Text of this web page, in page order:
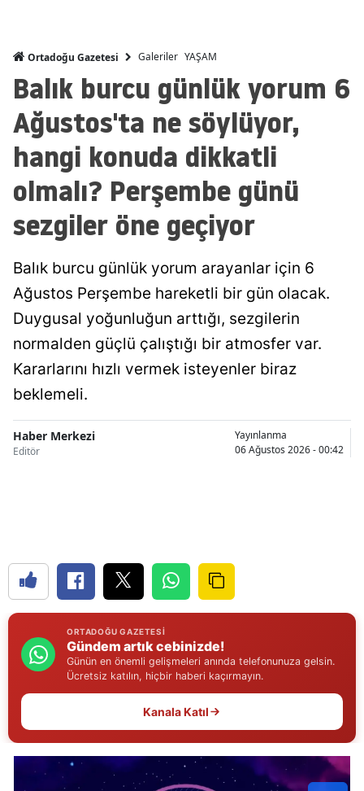
Kütahya
Malatya
Manisa
Kahramanmaraş
Mardin
Muğla
Nevşehir
Niğde
Ordu
Sakarya
Tekirdağ
Trabzon
Şanlıurfa
Uşak
Van
Ortadoğu Gazetesi Galeriler YAŞAM
Balık burcu günlük yorum 6
Ağustos'ta ne söylüyor,
hangi konuda dikkatli
olmalı? Perşembe günü
sezgiler öne geçiyor
Balık burcu günlük yorum arayanlar için 6
Ağustos Perşembe hareketli bir gün olacak.
Duygusal yoğunluğun arttığı, sezgilerin
normalden güçlü çalıştığı bir atmosfer var.
Kararlarını hızlı vermek isteyenler biraz
beklemeli.
Haber Merkezi
Editör
Yayınlanma
06 Ağustos 2026 - 00:42
ORTADOĞU GAZETESI
Gündem artık cebinizde!
Günün en önemli gelişmeleri anında telefonunuza gelsin.
Ücretsiz katılın, hiçbir haberi kaçırmayın.
Kanala Katıl